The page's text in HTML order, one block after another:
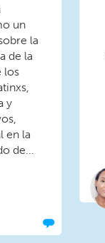
un
la
de la
los
y
en la
de...